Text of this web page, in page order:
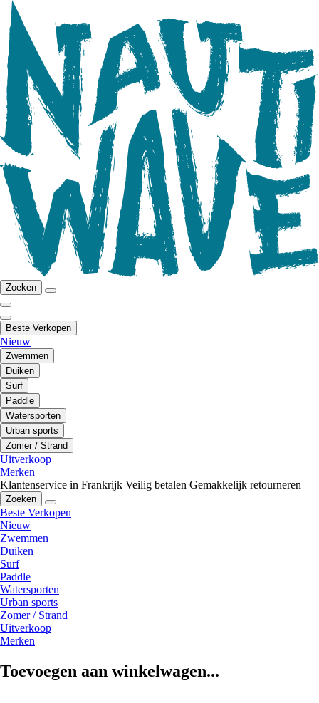
Zoeken
Beste Verkopen
Nieuw
Zwemmen
Duiken
Surf
Paddle
Watersporten
Urban sports
Zomer / Strand
Uitverkoop
Merken
Klantenservice in Frankrijk Veilig betalen Gemakkelijk retourneren
Zoeken
Beste Verkopen
Nieuw
Zwemmen
Duiken
Surf
Paddle
Watersporten
Urban sports
Zomer / Strand
Uitverkoop
Merken
Toevoegen aan winkelwagen...